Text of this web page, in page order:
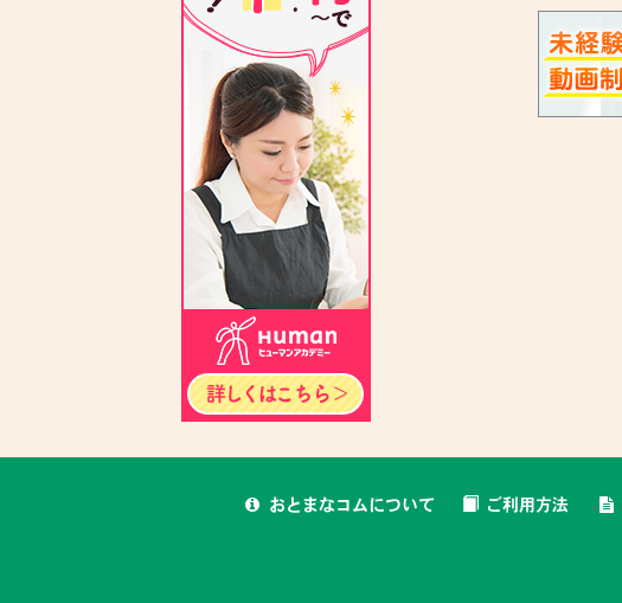
おとまなコムについて ご利用方法